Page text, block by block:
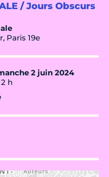
/ Jours Obscurs
Paris 19e
2 juin 2024
h